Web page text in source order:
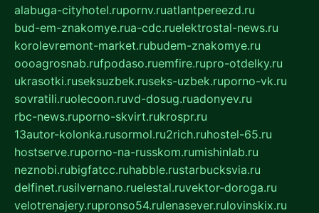
alabuga-cityhotel.rupornv.ruatlantpereezd.ru
bud-em-znakomye.rua-cdc.ruelektrostal-news.ru
korolevremont-market.rubudem-znakomye.ru
oooagrosnab.rufpodaso.ruemfire.rupro-otdelky.ru
ukrasotki.ruseksuzbek.ruseks-uzbek.ruporno-vk.ru
sovratili.ruolecoon.ruvd-dosug.ruadonyev.ru
rbc-news.ruporno-skvirt.rukrospr.ru
13autor-kolonka.rusormol.ru2rich.ruhostel-65.ru
hostserve.ruporno-na-russkom.rumishinlab.ru
neznobi.rubigfatcc.ruhabble.rustarbucksvia.ru
delfinet.rusilvernano.ruelestal.ruvektor-doroga.ru
velotrenajery.rupronso54.rulenasever.rulovinskix.ru